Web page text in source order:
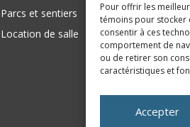
Pour offrir les
témoins pour stocker
consentir à ces
comportement de
ou de retirer son
caractéristiques et
Accepter
Parcs et sentiers
Location de salle